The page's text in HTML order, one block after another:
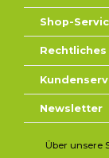
Shop-
Rechtliches
Newsletter
Über unsere